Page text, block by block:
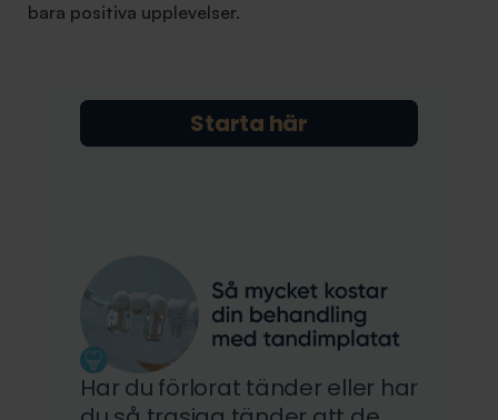
bara positiva upplevelser.